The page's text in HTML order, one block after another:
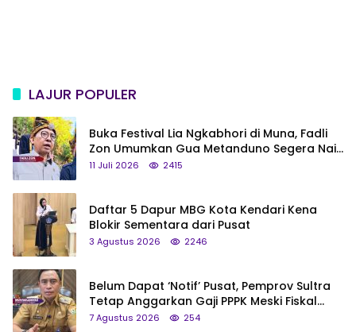
LAJUR POPULER
Buka Festival Lia Ngkabhori di Muna, Fadli
Zon Umumkan Gua Metanduno Segera Naik
Status Jadi Cagar Budaya Nasional
11 Juli 2026 2415
Daftar 5 Dapur MBG Kota Kendari Kena
Blokir Sementara dari Pusat
3 Agustus 2026 2246
Belum Dapat ‘Notif’ Pusat, Pemprov Sultra
Tetap Anggarkan Gaji PPPK Meski Fiskal
Megap-Megap
7 Agustus 2026 254